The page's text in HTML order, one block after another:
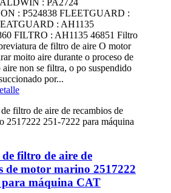
: P524838 FLEETGUARD :
: AH1135
FILTRO : AH1135 46851 Filtro
de filtro de aire O motor
moito aire durante o proceso de
aire non se filtra, o po suspendido
por...
filtro de aire de
de motor marino 2517222
para máquina CAT